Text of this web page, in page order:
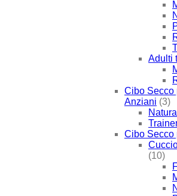
Adulti
Cibo Secco
Anziani (3)
Cibo Secco
(10)